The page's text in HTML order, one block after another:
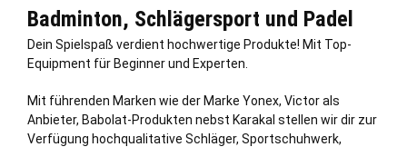
Badminton, Schlägersport und Padel
Dein Spielspaß verdient hochwertige Produkte! Mit Top-
Equipment für Beginner und Experten.
Mit führenden Marken wie der Marke Yonex, Victor als
Anbieter, Babolat-Produkten nebst Karakal stellen wir dir zur
Verfügung hochqualitative Schläger, Sportschuhwerk,